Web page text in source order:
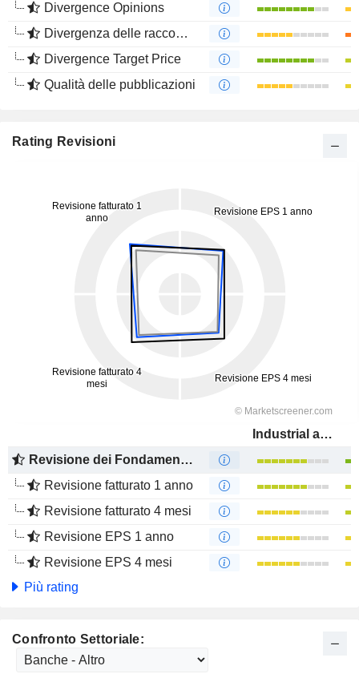
Divergence Opinions
Divergenza delle raccomandazioni degli analisti
Divergence Target Price
Qualità delle pubblicazioni
Rating Revisioni
Industrial and Commercial Bank of China Limited
Revisione dei Fondamentali
Revisione fatturato 1 anno
Revisione fatturato 4 mesi
Revisione EPS 1 anno
Revisione EPS 4 mesi
Più rating
Confronto Settoriale: